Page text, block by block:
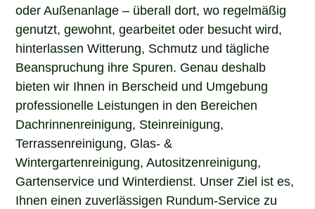
oder Außenanlage – überall dort, wo regelmäßig
genutzt, gewohnt, gearbeitet oder besucht wird,
hinterlassen Witterung, Schmutz und tägliche
Beanspruchung ihre Spuren. Genau deshalb
bieten wir Ihnen in Berscheid und Umgebung
professionelle Leistungen in den Bereichen
Dachrinnenreinigung, Steinreinigung,
Terrassenreinigung, Glas- &
Wintergartenreinigung, Autositzenreinigung,
Gartenservice und Winterdienst. Unser Ziel ist es,
Ihnen einen zuverlässigen Rundum-Service zu